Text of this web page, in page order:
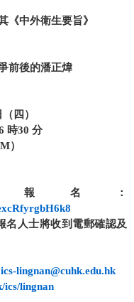
《中外衛生要旨》
前後的潘正煒
四）
時30 分
）
名：
名人士將收到電郵確認及
ics-lingnan@cuhk.edu.hk
ics/lingnan